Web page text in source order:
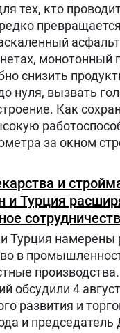
тех, кто
монотонный
снизить
нуля, вызвать
Как
за окном
– рассказала
здоровья
и
и Турция
Турция намерены
в
обсудили 4
развития и
и председатель